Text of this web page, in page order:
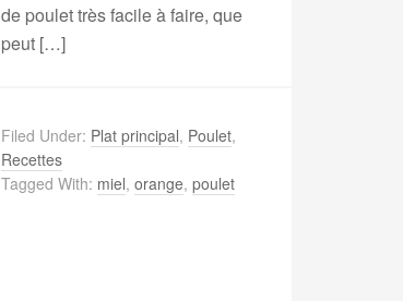
de poulet très facile à faire, que
peut […]
Filed Under: Plat principal, Poulet,
Recettes
Tagged With: miel, orange, poulet